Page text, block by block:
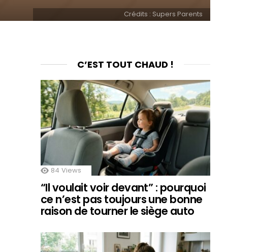
Crédits : Supers Parents
C’EST TOUT CHAUD !
84 Views
“Il voulait voir devant” : pourquoi
ce n’est pas toujours une bonne
raison de tourner le siège auto